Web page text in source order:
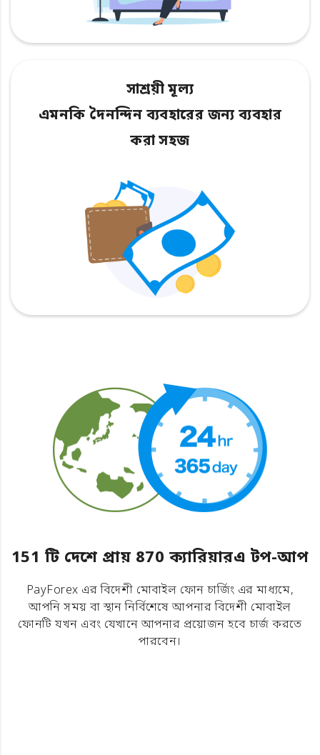
সাশ্রয়ী মূল্য
এমনকি দৈনন্দিন ব্যবহারের জন্য ব্যবহার
করা সহজ
151 টি দেশে প্রায় 870 ক্যারিয়ারএ টপ-আপ
PayForex এর বিদেশী মোবাইল ফোন চার্জিং এর মাধ্যমে,
আপনি সময় বা স্থান নির্বিশেষে আপনার বিদেশী মোবাইল
ফোনটি যখন এবং যেখানে আপনার প্রয়োজন হবে চার্জ করতে
পারবেন।